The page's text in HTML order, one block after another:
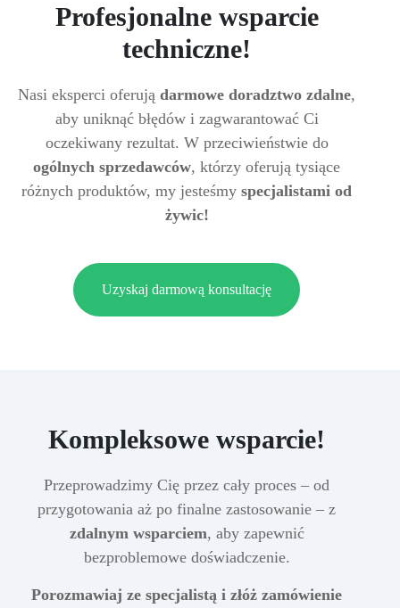
Profesjonalne wsparcie
techniczne!
Nasi eksperci oferują darmowe doradztwo zdalne,
aby uniknąć błędów i zagwarantować Ci
oczekiwany rezultat. W przeciwieństwie do
ogólnych sprzedawców, którzy oferują tysiące
różnych produktów, my jesteśmy specjalistami od
żywic!
Uzyskaj darmową konsultację
Kompleksowe wsparcie!
Przeprowadzimy Cię przez cały proces – od
przygotowania aż po finalne zastosowanie – z
zdalnym wsparciem, aby zapewnić
bezproblemowe doświadczenie.
Porozmawiaj ze specjalistą i złóż zamówienie